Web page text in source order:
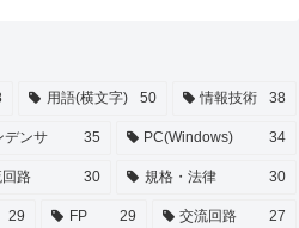
用語(横文字) 50 情報技術 38
デンサ 35 PC(Windows) 34
路 30 規格・法律 30
29 FP 29 交流回路 27